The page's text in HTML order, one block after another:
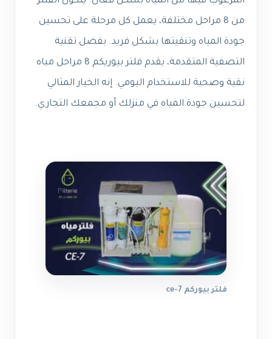
من 8 مراحل مختلفة، يعمل كل مرحلة على تحسين
جودة المياه وتنقيتها بشكل فريد. بفضل تقنية
التصفية المتقدمة، يقدم فلتر بيوريكم 8 مراحل مياه
نقية وصحية للاستخدام اليومي. إنه الخيار المثالي
لتحسين جودة المياه في منزلك أو مجمعك التجاري.
فلتر بيوركم ce-7